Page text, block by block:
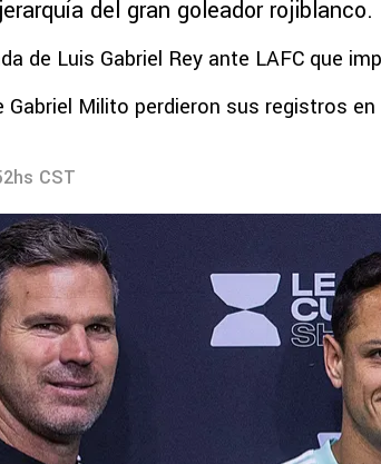
del gran goleador rojiblanco.
de Luis Gabriel Rey ante LAFC que
Gabriel Milito perdieron sus registros en
CST